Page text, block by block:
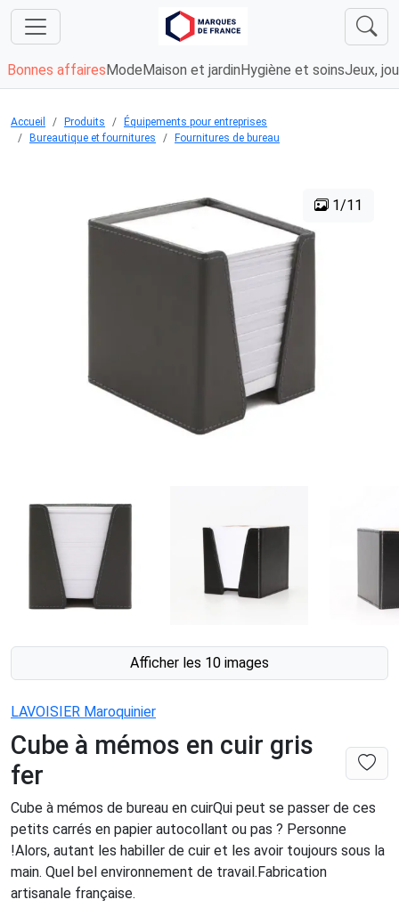
Bonnes affaires Mode Maison et jardin Hygiène et soinsJeux,
Accueil Produits
Équipements pour entreprises
Bureautique et fournitures
Fournitures de bureau
1/11
Afficher les 10 images
LAVOISIER Maroquinier
Cube à mémos en cuir gris
fer
Cube à mémos de bureau en cuirQui peut se passer de ces
petits carrés en papier autocollant ou pas ? Personne
!Alors, autant les habiller de cuir et les avoir toujours sous la
main. Quel bel environnement de travail.Fabrication
artisanale française.